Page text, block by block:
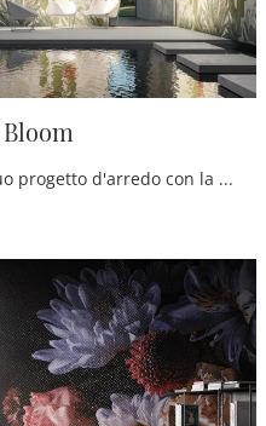
Definisci il tuo progetto d'arredo con la Carta da parati vinilica: se desideri una soluzione moderna, Desert in Bloom fa al caso tuo.